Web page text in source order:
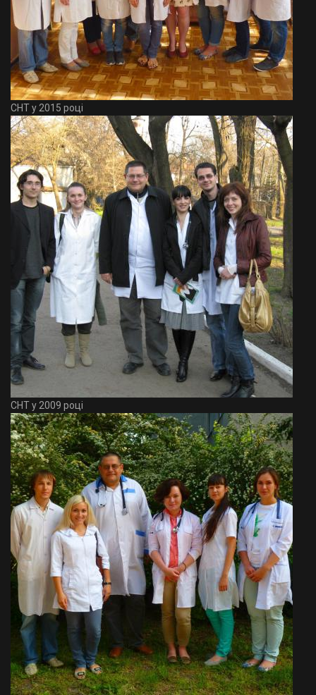
СНТ у 2015 році
СНТ у 2009 році